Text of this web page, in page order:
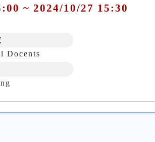
~ 2024/10/27 15:30
Docents